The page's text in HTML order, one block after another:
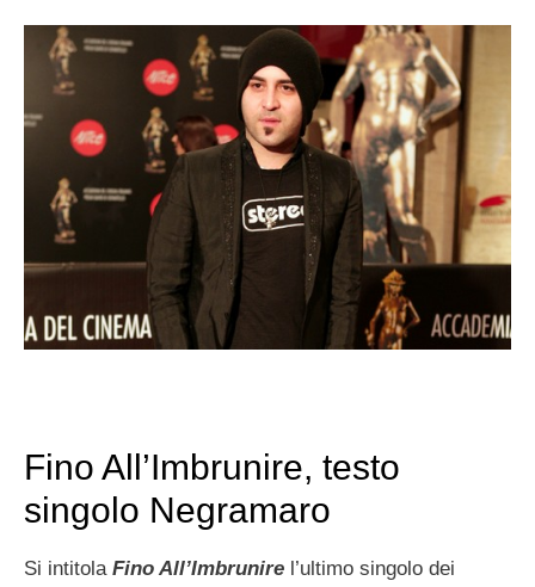
Fino All’Imbrunire, testo
singolo Negramaro
Si intitola Fino All’Imbrunire l’ultimo singolo dei